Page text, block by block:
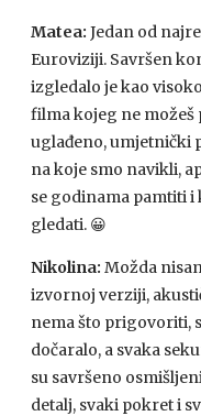
Matea: Jedan od
Euroviziji. Savršen
izgledalo je kao
filma kojeg ne možeš
uglađeno, umjetnički
na koje smo navikli,
se godinama pamtiti i
gledati. 😀
Nikolina: Možda
izvornoj verziji,
nema što prigovoriti,
dočaralo, a svaka
su savršeno
detalj, svaki pokret i